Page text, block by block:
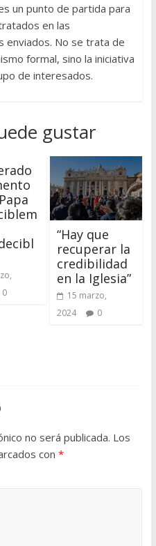
un punto de partida para
en las
enviados. No se trata de
formal, sino la iniciativa
de interesados.
gustar
0
“Hay que
recuperar la
credibilidad
en la Iglesia”
15 marzo,
2024
0
no será publicada. Los
con *